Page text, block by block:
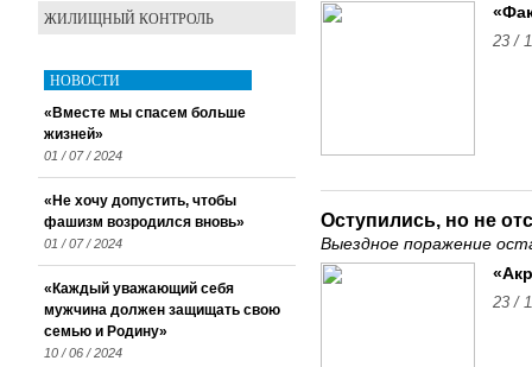
23 /
Оступились, но не
Выездное поражение
23 /
ЖИЛИЩНЫЙ КОНТРОЛЬ
НОВОСТИ
«Вместе мы спасем больше
жизней»
01 / 07 / 2024
«Не хочу допустить, чтобы
фашизм возродился вновь»
01 / 07 / 2024
«Каждый уважающий себя
мужчина должен защищать свою
семью и Родину»
10 / 06 / 2024